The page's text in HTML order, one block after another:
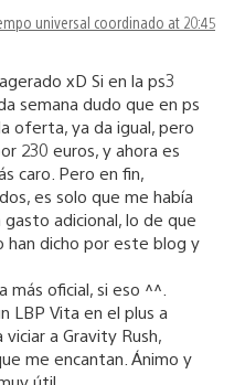
universal coordinado at 20:45
xD Si en la ps3
semana dudo que en ps
oferta, ya da igual, pero
230 euros, y ahora es
caro. Pero en fin,
es solo que me había
gasto adicional, lo de que
han dicho por este blog y
más oficial, si eso ^^.
LBP Vita en el plus a
a Gravity Rush,
me encantan. Ánimo y